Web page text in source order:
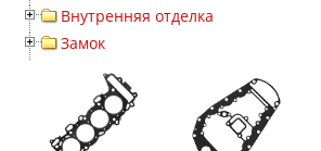
Внутренняя отделка
Замок